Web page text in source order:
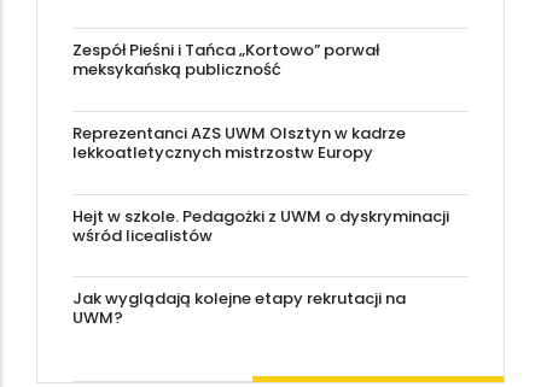
Zespół Pieśni i Tańca „Kortowo” porwał
meksykańską publiczność
Reprezentanci AZS UWM Olsztyn w kadrze
lekkoatletycznych mistrzostw Europy
Hejt w szkole. Pedagożki z UWM o dyskryminacji
wśród licealistów
Jak wyglądają kolejne etapy rekrutacji na
UWM?